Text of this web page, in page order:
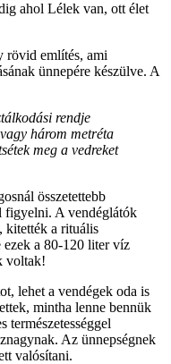
ahol Lélek van, ott élet
rövid említés, ami
ünnepére készülve. A
rendje
három metréta
meg a vedreket
összetettebb
figyelni. A vendéglátók
kitették a rituális
ezek a 80-120 liter víz
voltak!
lehet a vendégek oda is
mintha lenne bennük
természetességgel
Az ünnepségnek
valósítani.